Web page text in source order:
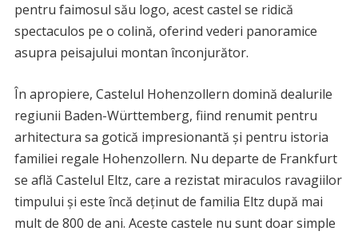
pentru faimosul său logo, acest castel se ridică
spectaculos pe o colină, oferind vederi panoramice
asupra peisajului montan înconjurător.
În apropiere, Castelul Hohenzollern domină dealurile
regiunii Baden-Württemberg, fiind renumit pentru
arhitectura sa gotică impresionantă și pentru istoria
familiei regale Hohenzollern. Nu departe de Frankfurt
se află Castelul Eltz, care a rezistat miraculos ravagiilor
timpului și este încă deținut de familia Eltz după mai
mult de 800 de ani. Aceste castele nu sunt doar simple